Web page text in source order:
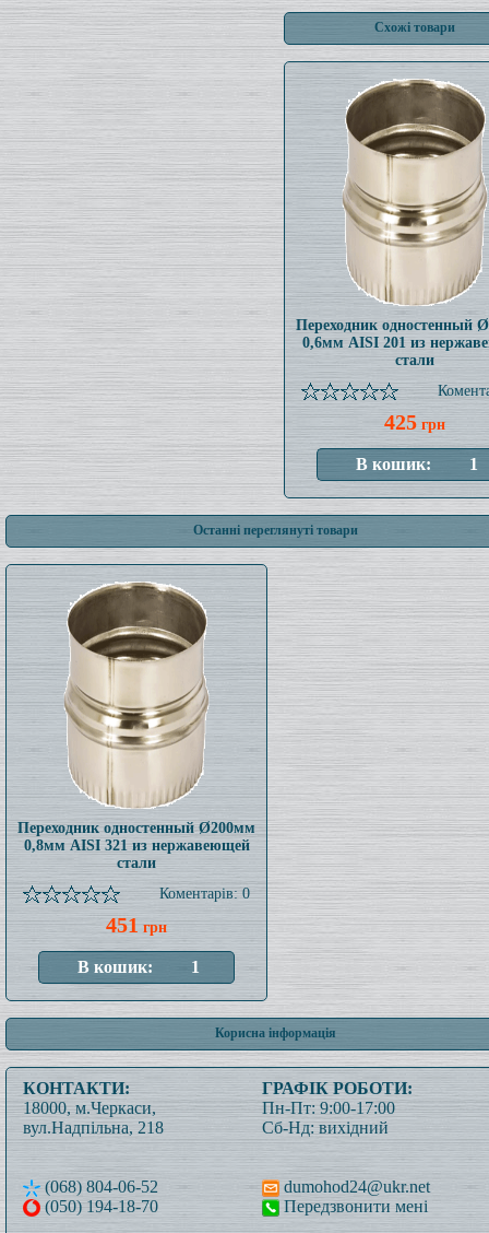
Схожі товари
Переходник одностенный
0,6мм AISI 201 из
стали
425 грн
Останні переглянуті товари
Переходник одностенный Ø200мм
0,8мм AISI 321 из нержавеющей
стали
Коментарів: 0
451 грн
Корисна інформація
КОНТАКТИ:
18000, м.Черкаси,
вул.Надпільна, 218
(068) 804-06-52
(050) 194-18-70
ГРАФІК РОБОТИ:
Пн-Пт: 9:00-17:00
Сб-Нд: вихідний
dumohod24@ukr.net
Передзвонити мені